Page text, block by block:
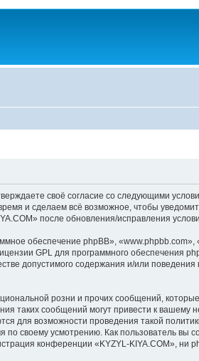
своё согласие со следующими
и сделаем всё возможное, чтобы
после обновления/исправления
обеспечение phpBB», «www.phpbb.com»,
GPL для программного обеспечения
допустимого содержания и/или поведения
розни и прочих сообщений,
таких сообщений могут привести к вашему
для возможности проведения такой
своему усмотрению. Как пользователь вы
конференции «KYZYL-KIYA.COM», ни